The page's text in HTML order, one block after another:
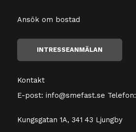
Ansök om bostad
INTRESSEANMÄLAN
Kontakt
E-post: info@smefast.se Telefon:
Kungsgatan 1A, 341 43 Ljungby